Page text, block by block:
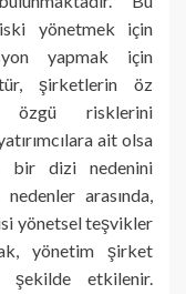
yönetmek için
yapmak için
şirketlerin öz
özgü risklerini
ait olsa
bir dizi nedenini
arasında,
yönetsel teşvikler
yönetim şirket
şekilde etkilenir.